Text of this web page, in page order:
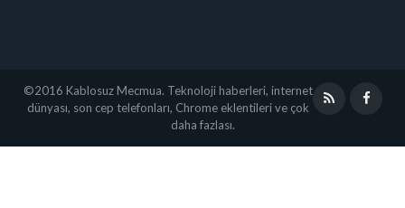
RSS
©2016 Kablosuz Mecmua. Teknoloji haberleri, internet
dünyası, son cep telefonları, Chrome eklentileri ve çok
daha fazlası.